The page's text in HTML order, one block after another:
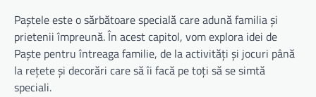
Paștele este o sărbătoare specială care adună familia și
prietenii împreună. În acest capitol, vom explora idei de
Paște pentru întreaga familie, de la activități și jocuri până
la rețete și decorări care să îi facă pe toți să se simtă
speciali.